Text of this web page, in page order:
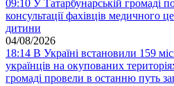
09:10 У Татарбунарській громаді
консультації фахівців медичного
дитини
04/08/2026
18:14 В Україні встановили 159
українців на окупованих
громаді провели в останню путь